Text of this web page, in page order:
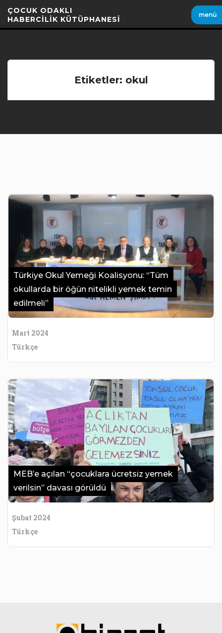
Geç
ÇOCUK ODAKLI
HABERCİLİK KÜTÜPHANESİ
menü
Etiketler: okul
Türkiye Okul Yemeği Koalisyonu: “Tüm
okullarda bir öğün nitelikli yemek temin
edilmeli”
Mart 2024
Türkçe
MEB’e açılan “çocuklara ücretsiz yemek
verilsin” davası görüldü
Şubat 2024
Türkçe